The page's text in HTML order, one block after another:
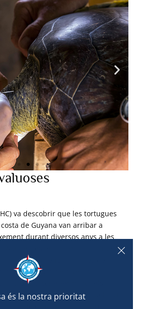
va descobrir que les tortugues
de Guyana van arribar a
durant diversos anys a les
Antilles, especialment al jaciment
any es prenen mostres de
pell i closca de diversos
ajuda a conèixer millor els
l’estat de salut d’aquesta població.